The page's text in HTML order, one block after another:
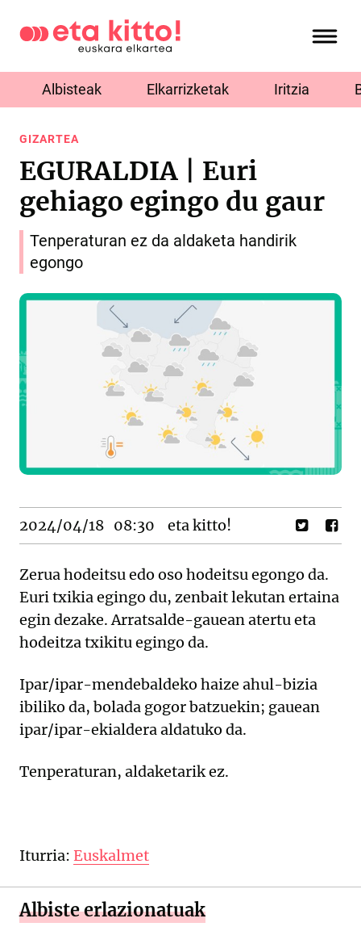
Albisteak Elkarrizketak Iritzia
GIZARTEA
EGURALDIA | Euri
gehiago egingo du gaur
Tenperaturan ez da aldaketa handirik
egongo
2024/04/18 08:30 eta kitto!
Zerua hodeitsu edo oso hodeitsu egongo da.
Euri txikia egingo du, zenbait lekutan ertaina
egin dezake. Arratsalde-gauean atertu eta
hodeitza txikitu egingo da.
Ipar/ipar-mendebaldeko haize ahul-bizia
ibiliko da, bolada gogor batzuekin; gauean
ipar/ipar-ekialdera aldatuko da.
Tenperaturan, aldaketarik ez.
Iturria: Euskalmet
Albiste erlazionatuak